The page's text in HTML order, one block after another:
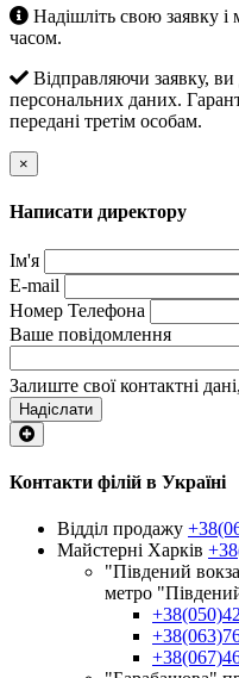
Надішліть свою заявку
часом.
Відправляючи заявку, ви
персональних даних.
передані третім особам.
×
Написати директору
Ім'я
E-mail
Номер Телефона
Ваше повідомлення
Залиште свої контактні
Надіслати
Контакти філій в Україні
Відділ продажу
Майстерні Харків
"Південий
метро